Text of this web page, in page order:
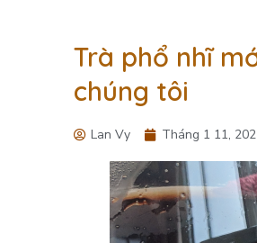
Trà phổ nhĩ
chúng tôi
Lan Vy Tháng 1 11,